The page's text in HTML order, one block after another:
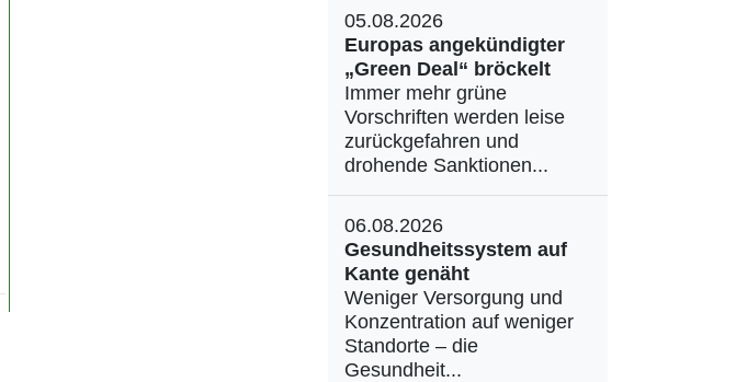
05.08.2026
Europas angekündigter
„Green Deal“ bröckelt
Immer mehr grüne
Vorschriften werden leise
zurückgefahren und
drohende Sanktionen...
06.08.2026
Gesundheitssystem auf
Kante genäht
Weniger Versorgung und
Konzentration auf weniger
Standorte – die
Gesundheit...